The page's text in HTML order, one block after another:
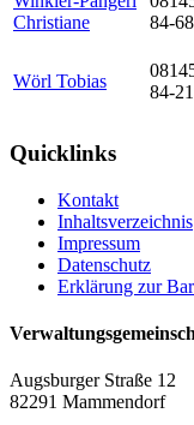
Christiane
84-68
Wörl Tobias
84-21
Quicklinks
Kontakt
Inhaltsverzeichnis
Impressum
Datenschutz
Erklärung zur
Augsburger Straße 12
82291 Mammendorf